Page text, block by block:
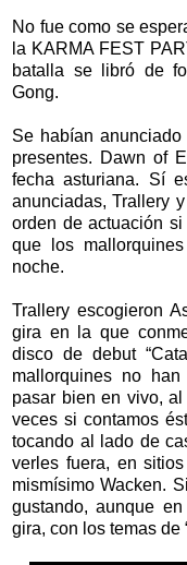
No fue como se
la KARMA FEST
batalla se libró de
Gong.
Se habían
presentes. Dawn of
fecha asturiana. Sí
anunciadas, Trallery
orden de actuación
que los
noche.
Trallery escogieron
gira en la que
disco de debut
mallorquines no
pasar bien en vivo,
veces si contamos
tocando al lado de
verles fuera, en
mismísimo Wacken.
gustando, aunque
gira, con los temas de